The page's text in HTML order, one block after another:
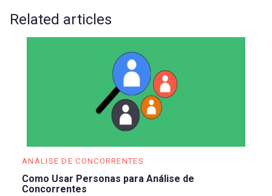
Etapa 3. Conecte CRM > HubSpot
as permissões necessárias
Depois que tivermos a autenticação, extrairemos
seus dados de contato para iniciar o processo de
geração de persona.
Related articles
ANÁLISE DE CONCORRENTES
Como Usar Personas para Análise de
Concorrentes